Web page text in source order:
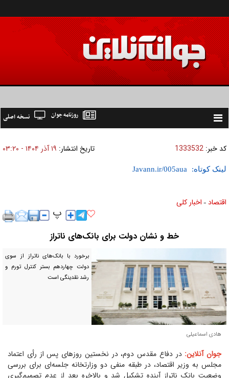
Toggle
نسخه اصلی روزنامه جوان
کد خبر: 1333532 تاریخ انتشار: ۱۹ آذر ۱۴۰۴ - ۰۳:۲۰
لینک کوتاه:
اقتصاد » اخبار کلی
خط و نشان دولت برای بانک‌های ناتراز
برخورد با بانک‌های ناتراز از سوی
دولت چهاردهم بستر کنترل تورم و
رشد نقدینگی است
هادی اسماعیلی
جوان آنلاین: در دفاع مقدس دوم، در نخستین روز‌های پس از رأی اعتماد
مجلس به وزیر اقتصاد، در طبقه منفی دو وزارتخانه جلسه‌ای برای بررسی
وضعیت بانک ناتراز آینده تشکیل شد و بالاخره بعد از عدم تصمیم‌گیری